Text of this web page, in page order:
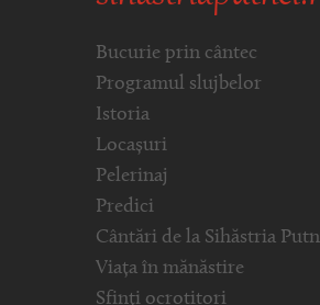
Bucurie prin cântec
Programul slujbelor
Istoria
Locașuri
Pelerinaj
Predici
Cântări de la Sihăstria
Viața în mănăstire
Sfinți ocrotitori